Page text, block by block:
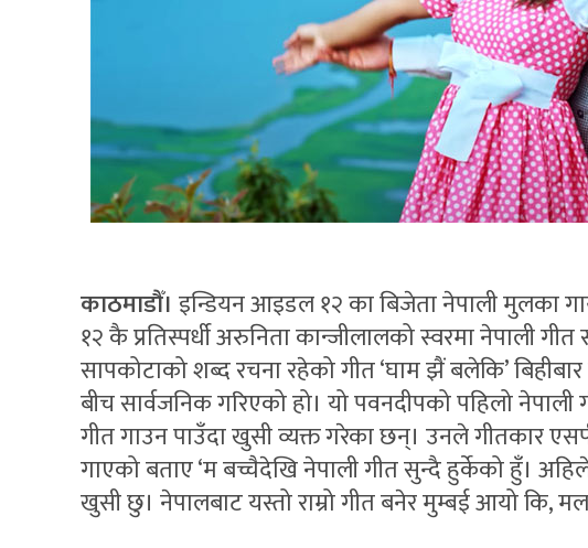
काठमाडौँ। इन्डियन आइडल १२ का बिजेता नेपाली मुलका
१२ कै प्रतिस्पर्धी अरुनिता कान्जीलालको स्वरमा नेपाली
सापकोटाको शब्द रचना रहेको गीत ‘घाम झैं बलेकि’
बीच सार्वजनिक गरिएको हो। यो पवनदीपको पहिलो
गीत गाउन पाउँदा खुसी व्यक्त गरेका छन्। उनले गीतकार
गाएको बताए ‘म बच्चैदेखि नेपाली गीत सुन्दै हुर्केको हुँ। अहिले
खुसी छु। नेपालबाट यस्तो राम्रो गीत बनेर मुम्बई आयो कि,